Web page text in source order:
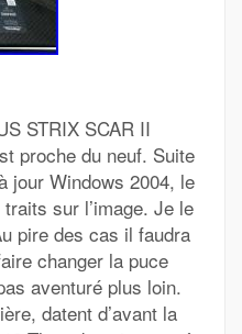
STRIX SCAR II
proche du neuf. Suite
jour Windows 2004, le
sur l’image. Je le
pire des cas il faudra
changer la puce
aventuré plus loin.
datent d’avant la